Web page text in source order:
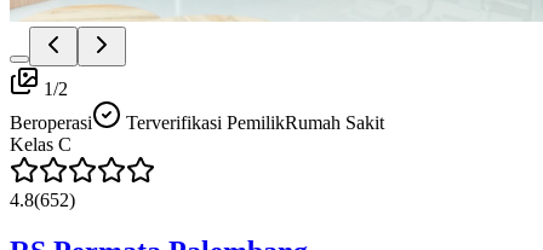
1/2
Beroperasi
Terverifikasi PemilikRumah Sakit
Kelas C
4.8(652)